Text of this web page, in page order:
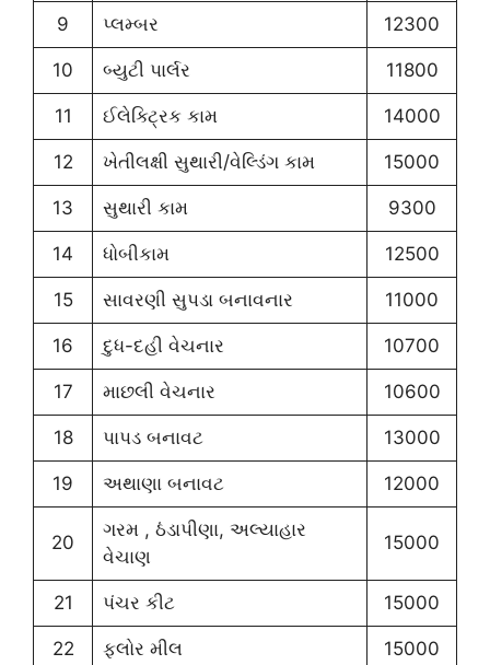
9 પ્લમ્બર 12300
10 બ્યુટી પાર્લર 11800
11 ઈલેક્ટ્રિક કામ 14000
12 ખેતીલક્ષી સુથારી/વેલ્ડિંગ કામ 15000
13 સુથારી કામ 9300
14 ધોબીકામ 12500
15 સાવરણી સુપડા બનાવનાર 11000
16 દુધ-દહી વેચનાર 10700
17 માછલી વેચનાર 10600
18 પાપડ બનાવટ 13000
19 અથાણા બનાવટ 12000
20
ગરમ , ઠંડાપીણા, અલ્યાહાર
વેચાણ
15000
21 પંચર કીટ 15000
22 ફ્લોર મીલ 15000